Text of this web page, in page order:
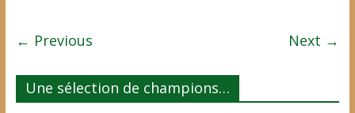
← Previous Next →
Une sélection de champions…